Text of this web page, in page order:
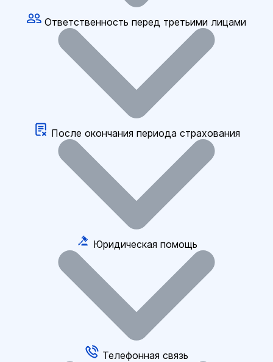
Ответственность перед третьими лицами
После окончания периода страхования
Юридическая помощь
Телефонная связь